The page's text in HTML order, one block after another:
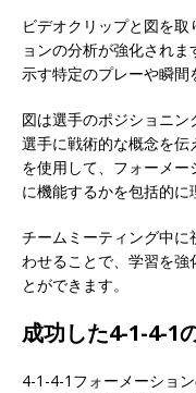
ビデオクリップと図を
ョンの分析が強化され
示す特定のプレーや瞬間
図は選手のポジショニン
選手に戦術的な概念を
を使用して、フォーメ
に機能するかを包括的に
チームミーティング中
わせることで、学習を強
とができます。
成功した4-1-4-1
4-1-4-1フォーメーショ